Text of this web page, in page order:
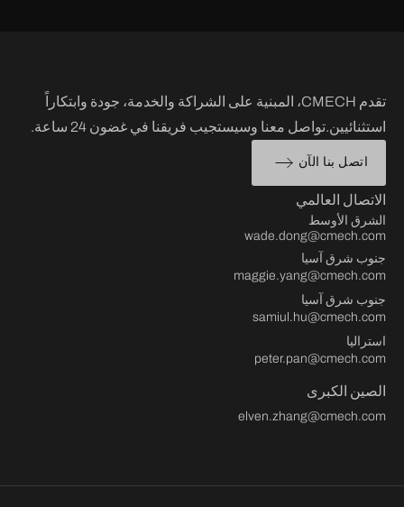
تقدم CMECH، المبنية على الشراكة والخدمة، جودة وابتكاراً
استثنائيين.تواصل معنا وسيستجيب فريقنا في غضون 24 ساعة.
اتصل بنا الآن
الاتصال العالمي
الشرق الأوسط
wade.dong@cmech.com
جنوب شرق آسيا
maggie.yang@cmech.com
جنوب شرق آسيا
samiul.hu@cmech.com
استراليا
peter.pan@cmech.com
الصين الكبرى
elven.zhang@cmech.com